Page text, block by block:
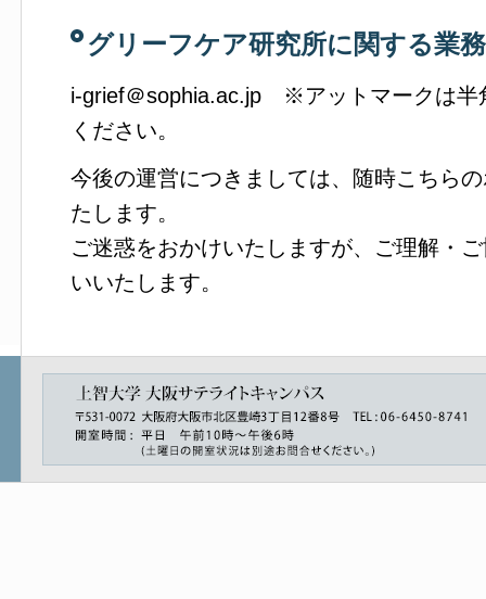
グリーフケア研究所に関する業務
i-grief＠sophia.ac.jp ※アットマークは半
ください。
今後の運営につきましては、随時こちら
たします。
ご迷惑をおかけいたしますが、ご理解・
いいたします。